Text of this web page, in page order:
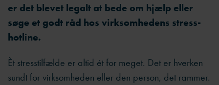
er det blevet legalt at bede om hjælp eller
søge et godt råd hos virksomhedens stress-
hotline.
Èt stresstilfælde er altid ét for meget. Det er hverken
sundt for virksomheden eller den person, det rammer.